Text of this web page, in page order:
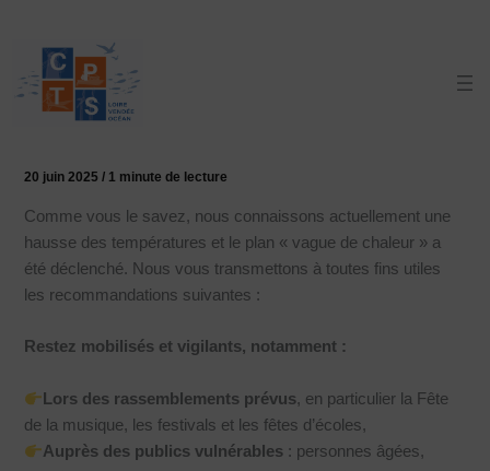
contenu
Vague de chaleur
20 juin 2025/ 1 minute de lecture
Comme vous le savez, nous connaissons actuellement une
hausse des températures et le plan « vague de chaleur » a
été déclenché. Nous vous transmettons à toutes fins utiles
les recommandations suivantes :
Restez mobilisés et vigilants, notamment :
Lors des rassemblements prévus, en particulier la Fête
de la musique, les festivals et les fêtes d’écoles,
Auprès des publics vulnérables : personnes âgées,